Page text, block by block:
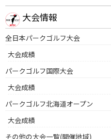
大会情報
全日本パークゴルフ大会
大会成績
パークゴルフ国際大会
大会成績
パークゴルフ北海道オープン
大会成績
その他の大会一覧(開催地域)